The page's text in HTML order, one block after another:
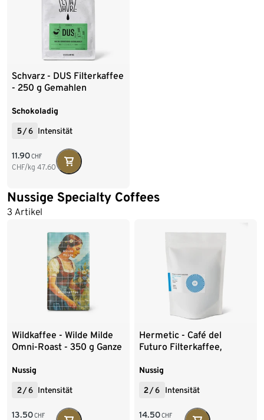
Schvarz - DUS Filterkaffee
- 250 g Gemahlen
Schokoladig
5 /6 Intensität
11.90CHF
CHF/kg 47.60
Nussige Specialty Coffees
3 Artikel
Wildkaffee - Wilde Milde
Omni-Roast - 350 g Ganze
Nussig
2 /6 Intensität
13.50CHF
Hermetic - Café del
Futuro Filterkaffee,
Ganze Bohne
Nussig
2/6 Intensität
14.50CHF